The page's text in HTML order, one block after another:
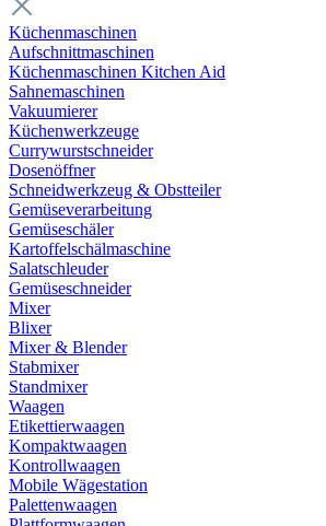
Küchenmaschinen
Aufschnittmaschinen
Küchenmaschinen Kitchen Aid
Sahnemaschinen
Vakuumierer
Küchenwerkzeuge
Currywurstschneider
Dosenöffner
Schneidwerkzeug & Obstteiler
Gemüseverarbeitung
Gemüseschäler
Kartoffelschälmaschine
Salatschleuder
Gemüseschneider
Mixer
Blixer
Mixer & Blender
Stabmixer
Standmixer
Waagen
Etikettierwaagen
Kompaktwaagen
Kontrollwaagen
Mobile Wägestation
Palettenwaagen